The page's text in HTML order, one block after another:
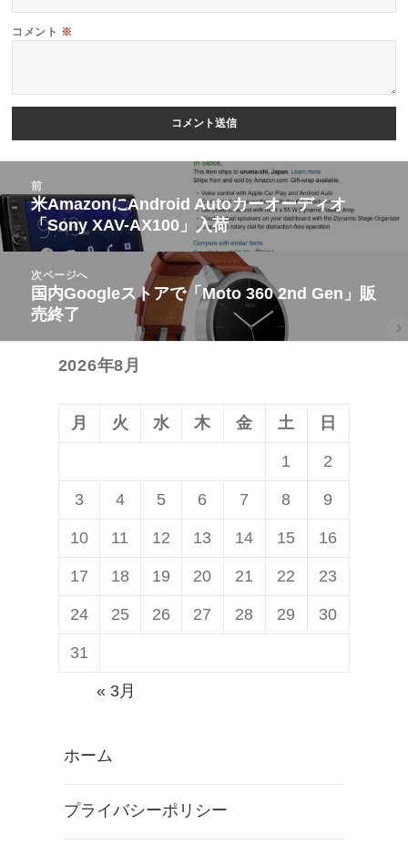
コメント ※
稿
ナ
ビ
前
前
の
投
稿:
米AmazonにAndroid Autoカーオーディオ
「Sony XAV-AX100」入荷
次ページへ
次
の
投
国内Googleストアで「Moto 360 2nd Gen」販
売終了
2026年8月
月 火 水 木 金 土 日
1 2
3 4 5 6 7 8 9
10 11 12 13 14 15 16
17 18 19 20 21 22 23
24 25 26 27 28 29 30
31
« 3月
ホーム
プライバシーポリシー